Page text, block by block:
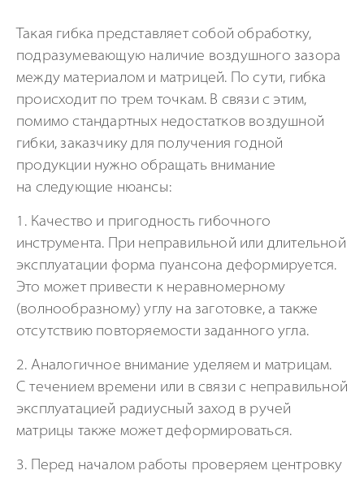
Такая гибка представляет собой обработку,
подразумевающую наличие воздушного зазора
между материалом и матрицей. По сути, гибка
происходит по трем точкам. В связи с этим,
помимо стандартных недостатков воздушной
гибки, заказчику для получения годной
продукции нужно обращать внимание
на следующие нюансы:
1. Качество и пригодность гибочного
инструмента. При неправильной или длительной
эксплуатации форма пуансона деформируется.
Это может привести к неравномерному
(волнообразному) углу на заготовке, а также
отсутствию повторяемости заданного угла.
2. Аналогичное внимание уделяем и матрицам.
С течением времени или в связи с неправильной
эксплуатацией радиусный заход в ручей
матрицы также может деформироваться.
3. Перед началом работы проверяем центровку